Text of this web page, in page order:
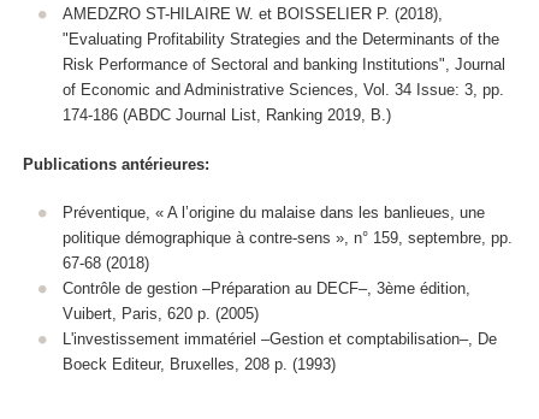
AMEDZRO ST-HILAIRE W. et BOISSELIER P. (2018),
"Evaluating Profitability Strategies and the Determinants of the
Risk Performance of Sectoral and banking Institutions", Journal
of Economic and Administrative Sciences, Vol. 34 Issue: 3, pp.
174-186 (ABDC Journal List, Ranking 2019, B.)
Publications antérieures:
Préventique, « A l’origine du malaise dans les banlieues, une
politique démographique à contre-sens », n° 159, septembre, pp.
67-68 (2018)
Contrôle de gestion –Préparation au DECF–, 3ème édition,
Vuibert, Paris, 620 p. (2005)
L'investissement immatériel –Gestion et comptabilisation–, De
Boeck Editeur, Bruxelles, 208 p. (1993)